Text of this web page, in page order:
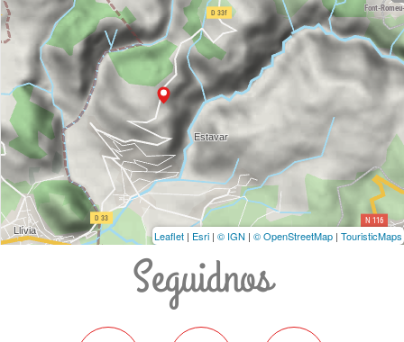
Leaflet | Esri | © IGN | © OpenStreetMap | TouristicMaps
Seguidnos